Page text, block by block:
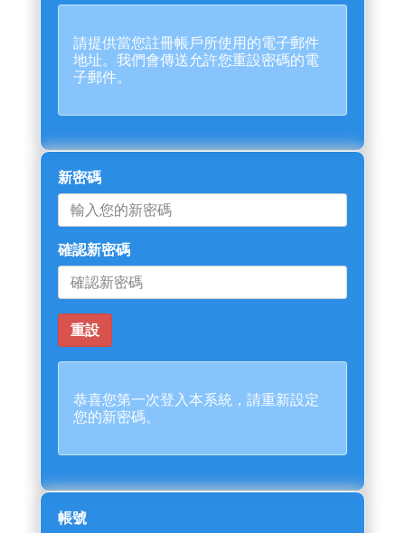
請提供當您註冊帳戶所使用的電子郵件
地址。我們會傳送允許您重設密碼的電
子郵件。
新密碼
確認新密碼
恭喜您第一次登入本系統，請重新設定
您的新密碼。
帳號